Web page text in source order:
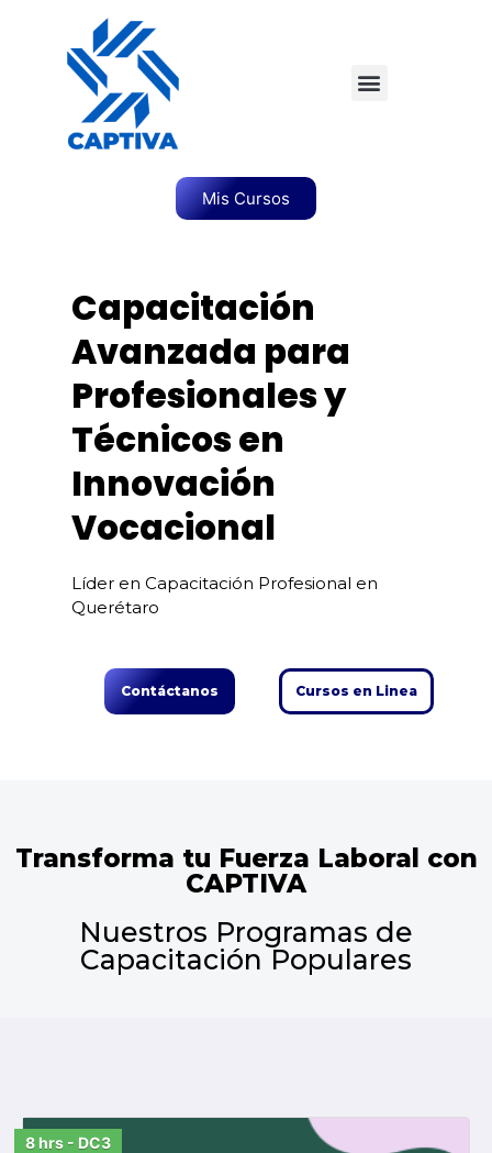
Mis Cursos
Capacitación
Avanzada para
Profesionales y
Técnicos en
Innovación
Vocacional
Líder en Capacitación Profesional en
Querétaro
Contáctanos Cursos en Linea
Transforma tu Fuerza Laboral con
CAPTIVA
Nuestros Programas de
Capacitación Populares
8 hrs - DC3